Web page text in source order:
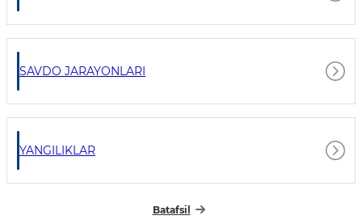
SAVDO JARAYONLARI
YANGILIKLAR
Batafsil